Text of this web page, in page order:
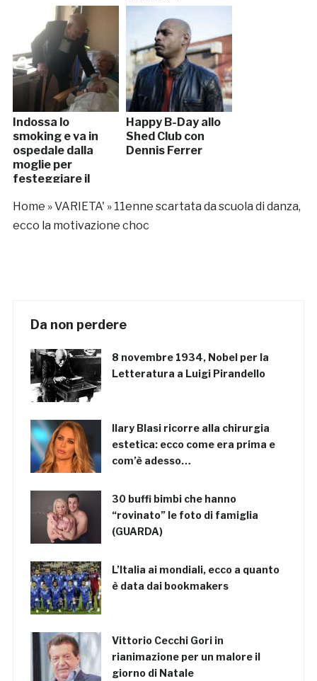
Arrestate
Indossa lo
smoking e va in
ospedale dalla
moglie per
festeggiare il
anniversario
Happy B-Day allo
Shed Club con
Dennis Ferrer
Home »VARIETA' » 11enne scartata da scuola di danza,
ecco la motivazione choc
Da non perdere
8 novembre 1934, Nobel per la
Letteratura a Luigi Pirandello
Ilary Blasi ricorre alla chirurgia
estetica: ecco come era prima e
com’è adesso…
30 buffi bimbi che hanno
“rovinato” le foto di famiglia
(GUARDA)
L’Italia ai mondiali, ecco a quanto
è data dai bookmakers
Vittorio Cecchi Gori in
rianimazione per un malore il
giorno di Natale